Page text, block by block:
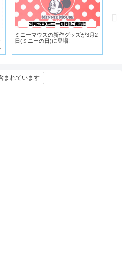
ミニーマウスの新作グッズが3月2
日(ミニーの日)に登場!
まれています